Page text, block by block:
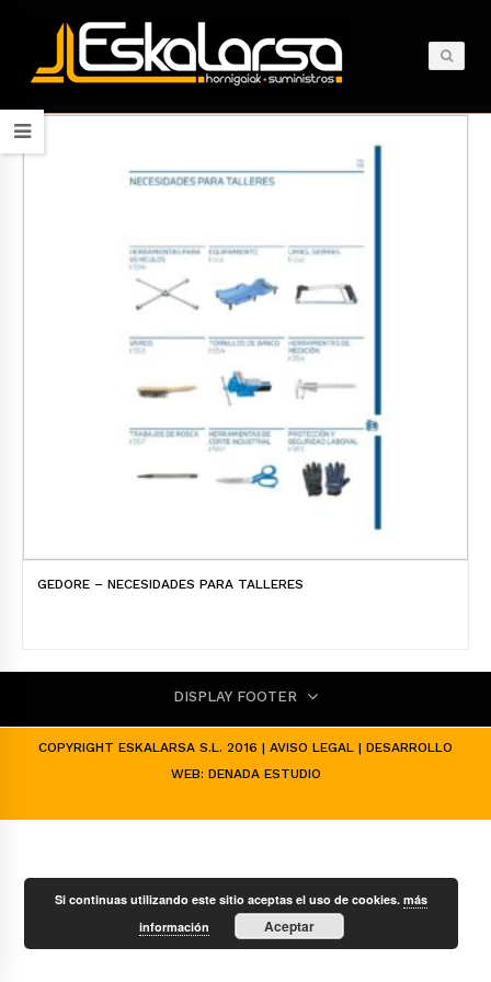
GEDORE – NECESIDADES PARA TALLERES
DISPLAY FOOTER
COPYRIGHT ESKALARSA S.L. 2016 | AVISO LEGAL | DESARROLLO
WEB: DENADA ESTUDIO
Si continuas utilizando este sitio aceptas el uso de cookies.más
información
Aceptar